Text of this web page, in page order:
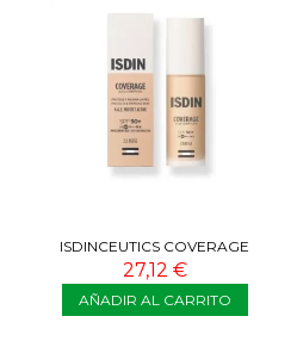
ISDINCEUTICS COVERAGE
SPF50+ 2.0 BEIGE 30G
27,12 €
AÑADIR AL CARRITO